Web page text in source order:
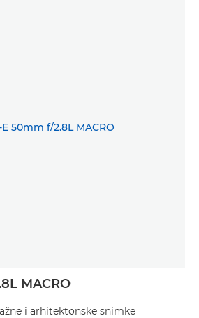
MACRO
i arhitektonske snimke